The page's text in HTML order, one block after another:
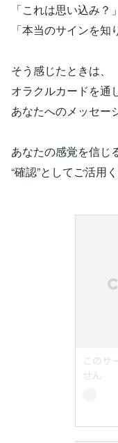
「これは思い込み？」
「本当のサインを知
そう感じたときは、
オラクルカードを通
あなたへのメッセー
あなたの感覚を信じ
“確認”としてご活用く